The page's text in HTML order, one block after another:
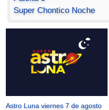
Super Chontico Noche
Astro Luna viernes 7 de agosto